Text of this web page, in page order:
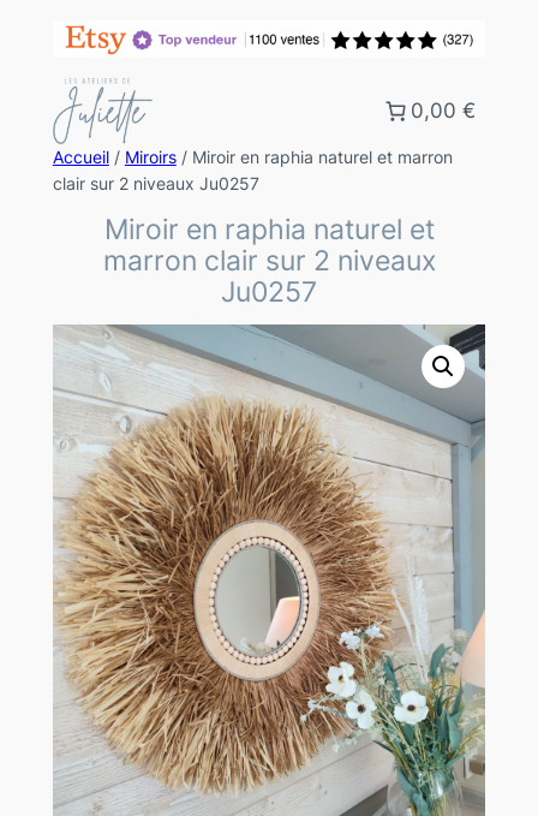
0,00 €
Accueil/ Miroirs/ Miroir en raphia naturel et marron
clair sur 2 niveaux Ju0257
Miroir en raphia naturel et
marron clair sur 2 niveaux
Ju0257